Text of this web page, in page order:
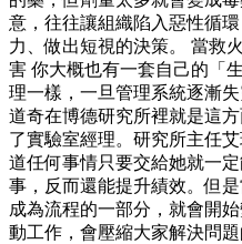
意，往往讓組織陷入惡性循
力、做出短視的決策。 當救
害 你大概也有一套自己的「
理一樣，一旦管理系統逐漸
道奇在博德研究所裡就是這
了實驗室經理。研究所主任
道任何事情只要交給她就一
事，反而還能提升績效。但
成為流程的一部分，就會開
動工作，會壓縮大家解決問